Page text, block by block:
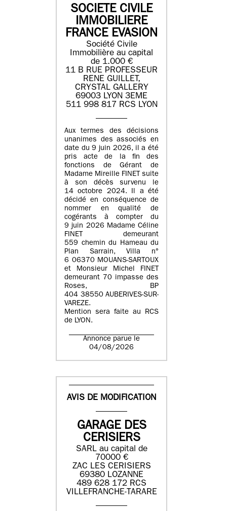
SOCIETE CIVILE
IMMOBILIERE
FRANCE EVASION
Société Civile
Immobilière au capital
de 1.000 €
11 B RUE PROFESSEUR
RENE GUILLET,
CRYSTAL GALLERY
69003 LYON 3EME
511 998 817 RCS LYON
Aux termes des décisions
unanimes des associés en
date du 9 juin 2026, il a été
pris acte de la fin des
fonctions de Gérant de
Madame Mireille FINET suite
à son décès survenu le
14 octobre 2024. Il a été
décidé en conséquence de
nommer en qualité de
cogérants à compter du
9 juin 2026 Madame Céline
FINET demeurant
559 chemin du Hameau du
Plan Sarrain, Villa n°
6 06370 MOUANS-SARTOUX
et Monsieur Michel FINET
demeurant 70 impasse des
Roses, BP
404 38550 AUBERIVES-SUR-
VAREZE.
Mention sera faite au RCS
de LYON.
Annonce parue le
04/08/2026
AVIS DE MODIFICATION
GARAGE DES
CERISIERS
SARL au capital de
70000 €
ZAC LES CERISIERS
69380 LOZANNE
489 628 172 RCS
VILLEFRANCHE-TARARE